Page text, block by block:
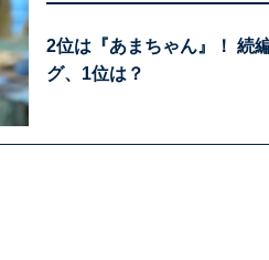
2位は『あまちゃん』！ 続
グ、1位は？